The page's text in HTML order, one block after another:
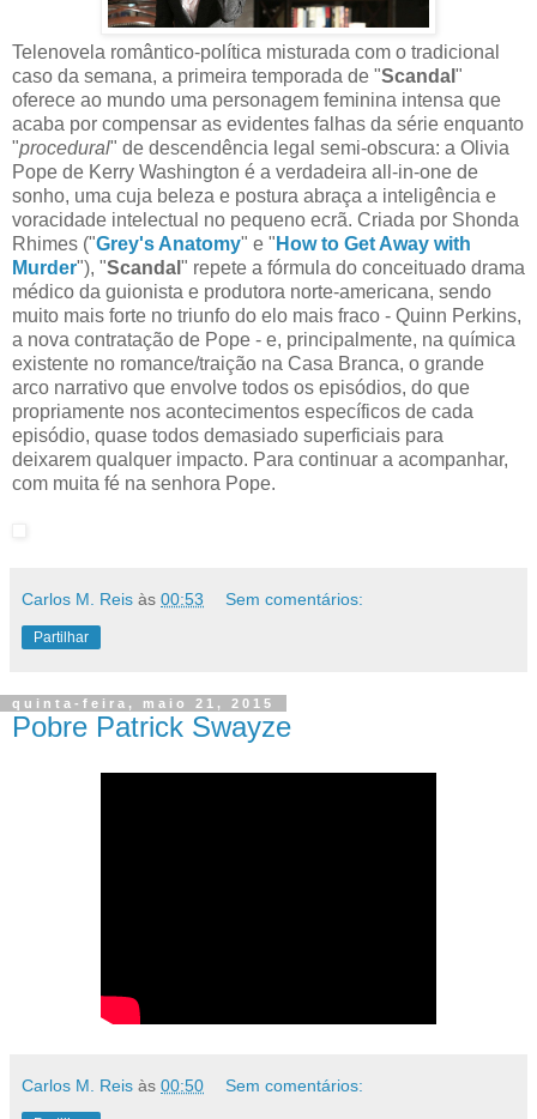
Telenovela romântico-política misturada com o tradicional
caso da semana, a primeira temporada de "Scandal "
oferece ao mundo uma personagem feminina intensa que
acaba por compensar as evidentes falhas da série enquanto
"procedural" de descendência legal semi-obscura: a Olivia
Pope de Kerry Washington é a verdadeira all-in-one de
sonho, uma cuja beleza e postura abraça a inteligência e
voracidade intelectual no pequeno ecrã. Criada por Shonda
Rhimes ("Grey's Anatomy" e " How to Get Away with
Murder"), "Scandal " repete a fórmula do conceituado drama
médico da guionista e produtora norte-americana, sendo
muito mais forte no triunfo do elo mais fraco - Quinn Perkins,
a nova contratação de Pope - e, principalmente, na química
existente no romance/traição na Casa Branca, o grande
arco narrativo que envolve todos os episódios, do que
propriamente nos acontecimentos específicos de cada
episódio, quase todos demasiado superficiais para
deixarem qualquer impacto. Para continuar a acompanhar,
com muita fé na senhora Pope.
00:53
Partilhar
quinta-feira, maio 21, 2015
Pobre Patrick Swayze
00:50